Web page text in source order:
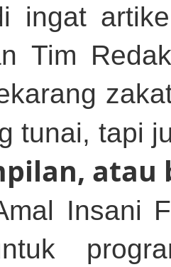
ingat
Tim
tunai, tapi
atau
Insani